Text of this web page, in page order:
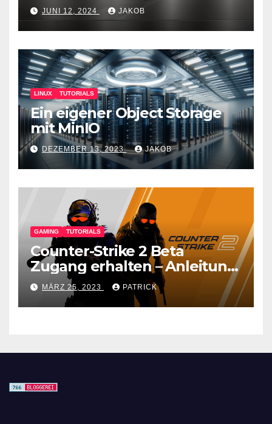
JUNI 12, 2024 JAKOB
LINUX TUTORIALS
Ein eigener Object Storage
mit MinIO
DEZEMBER 13, 2023 JAKOB
GAMING TUTORIALS
Counter-Strike 2 Beta
Zugang erhalten – Anleitung
für den CS GO Nachfolger
MÄRZ 25, 2023 PATRICK